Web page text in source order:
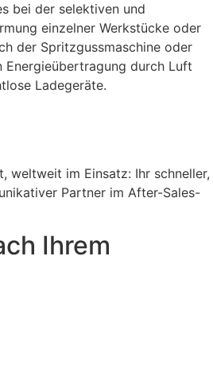
bei der selektiven und
einzelner Werkstücke oder
der Spritzgussmaschine oder
Energieübertragung durch Luft
Ladegeräte.
weltweit im Einsatz: Ihr schneller,
Partner im After-Sales-
Ihrem